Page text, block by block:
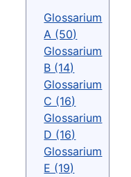
Glossarium
A (50)
Glossarium
B (14)
Glossarium
C (16)
Glossarium
D (16)
Glossarium
E (19)